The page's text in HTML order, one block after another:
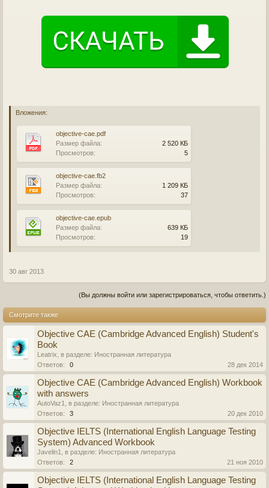
Вложения:
objective-cae.pdf
Размер файла:
2 520 КБ
Просмотров:
5
objective-cae.fb2
Размер файла:
1 209 КБ
Просмотров:
37
objective-cae.epub
Размер файла:
639 КБ
Просмотров:
19
30 авг 2013
(Вы должны войти или зарегистрироваться, чтобы ответить.)
Смотрите также
Objective CAE (Cambridge Advanced English) Student's
Book
Leatrix , в разделе: Иностранная литература
Ответов:
0 28 дек 2014
Objective CAE (Cambridge Advanced English) Workbook
with answers
AutoVaz1 , в разделе: Иностранная литература
Ответов:
3 20 дек 2010
Objective IELTS (International English Language Testing
System) Advanced Workbook
Javelin1 , в разделе: Иностранная литература
Ответов:
2 21 ноя 2010
Objective IELTS (International English Language Testing